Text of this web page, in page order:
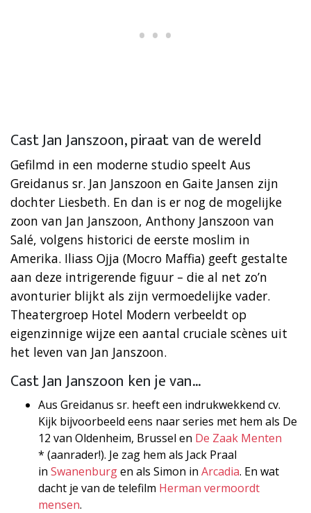
Cast Jan Janszoon, piraat van de wereld
Gefilmd in een moderne studio speelt Aus
Greidanus sr. Jan Janszoon en Gaite Jansen zijn
dochter Liesbeth. En dan is er nog de mogelijke
zoon van Jan Janszoon, Anthony Janszoon van
Salé, volgens historici de eerste moslim in
Amerika. Iliass Ojja (Mocro Maffia) geeft gestalte
aan deze intrigerende figuur – die al net zo’n
avonturier blijkt als zijn vermoedelijke vader.
Theatergroep Hotel Modern verbeeldt op
eigenzinnige wijze een aantal cruciale scènes uit
het leven van Jan Janszoon.
Cast Jan Janszoon ken je van…
Aus Greidanus sr. heeft een indrukwekkend cv.
Kijk bijvoorbeeld eens naar series met hem als De
12 van Oldenheim, Brussel en De Zaak Menten
* (aanrader!). Je zag hem als Jack Praal
in Swanenburgen als Simon in Arcadia. En wat
dacht je van de telefilm Herman vermoordt
mensen.